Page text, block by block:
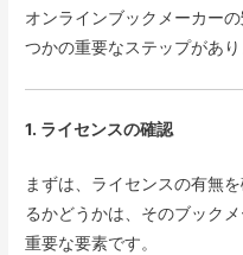
オンラインブックメーカーの
つかの重要なステップがあり
1. ライセンスの確認
まずは、ライセンスの有無
るかどうかは、そのブック
重要な要素です。